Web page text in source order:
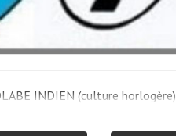
INDIEN (culture horlogère)